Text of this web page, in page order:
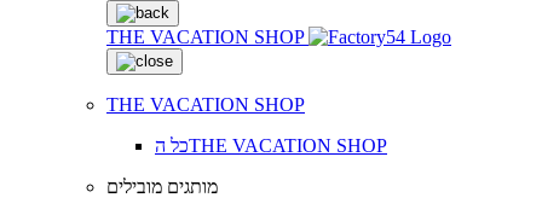
THE VACATION SHOP
THE VACATION SHOP
כל הTHE VACATION SHOP
מותגים מובילים